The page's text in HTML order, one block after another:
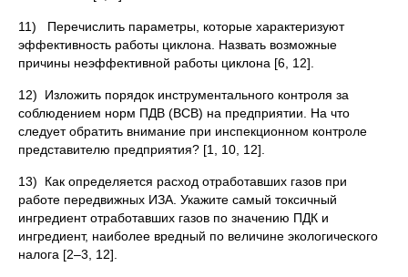
11) Перечислить параметры, которые характеризуют
эффективность работы циклона. Назвать возможные
причины неэффективной работы циклона [6, 12].
12) Изложить порядок инструментального контроля за
соблюдением норм ПДВ (ВСВ) на предприятии. На что
следует обратить внимание при инспекционном контроле
представителю предприятия? [1, 10, 12].
13) Как определяется расход отработавших газов при
работе передвижных ИЗА. Укажите самый токсичный
ингредиент отработавших газов по значению ПДК и
ингредиент, наиболее вредный по величине экологического
налога [2–3, 12].